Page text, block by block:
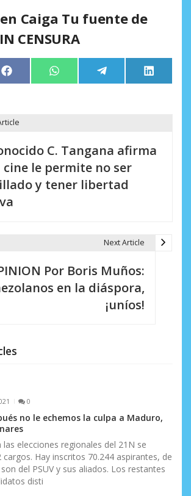
Caiga Tu fuente de
CENSURA
Compartir
en
Facebook Compartir
en
WhatsApp Compartir
en
Telegram
en
LinkedIn
C. Tangana afirma
cine le permite no ser
y tener libertad
Next Article
Por Boris Muños:
en la diáspora,
¡uníos!
0
no le echemos la culpa a Maduro,
las elecciones regionales del 21N se
cargos. Hay inscritos 70.244 aspirantes, de
del PSUV y sus aliados. Los restantes
disti